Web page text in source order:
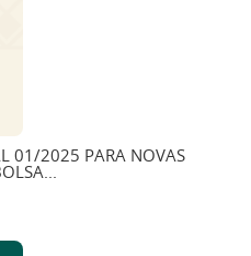
01/2025 PARA NOVAS